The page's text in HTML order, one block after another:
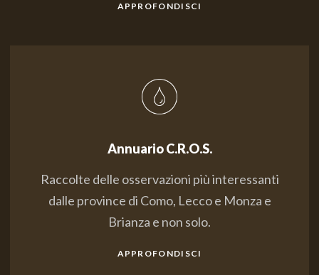
APPROFONDISCI
Annuario C.R.O.S.
Raccolte delle osservazioni più interessanti
dalle province di Como, Lecco e Monza e
Brianza e non solo.
APPROFONDISCI